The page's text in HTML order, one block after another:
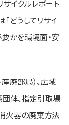
イクルレポート
どうしてリサイ
要かを環境面・安
廃部局）、広域
体、指定引取場
火器の廃棄方法